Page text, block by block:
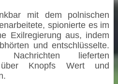
mit dem polnischen
spionierte es im
Exilregierung aus, indem
und entschlüsselte.
Nachrichten lieferten
Knopfs Wert und